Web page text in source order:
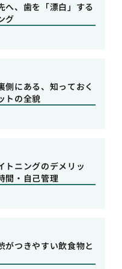
へ、歯を「漂白」する
グ
側にある、知っておく
トの全貌
トニングのデメリッ
間・自己管理
がつきやすい飲食物と